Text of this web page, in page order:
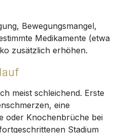
Bewegungsmangel,
Medikamente (etwa
zusätzlich erhöhen.
meist schleichend. Erste
eine
oder Knochenbrüche bei
Stadium